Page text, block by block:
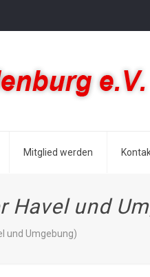
Mitglied werden
Havel und
und Umgebung)